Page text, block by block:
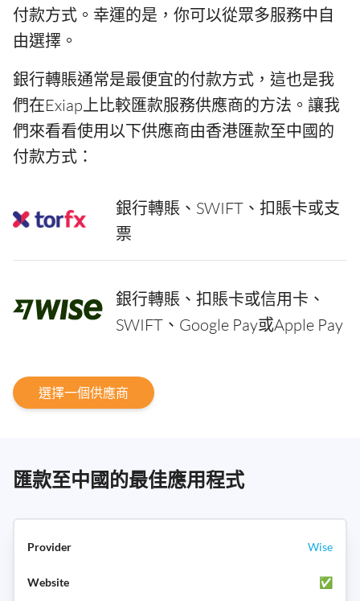
付款方式。幸運的是，你可以從眾多服務中自
由選擇。
銀行轉賬通常是最便宜的付款方式，這也是我
們在Exiap上比較匯款服務供應商的方法。讓我
們來看看使用以下供應商由香港匯款至中國的
付款方式：
銀行轉賬、SWIFT、扣賬卡或支
票
銀行轉賬、扣賬卡或信用卡、
SWIFT、Google Pay或Apple Pay
選擇一個供應商
匯款至中國的最佳應用程式
Wise
✅